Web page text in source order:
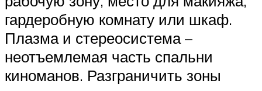
гардеробную комнату или шкаф.
Плазма и стереосистема –
неотъемлемая часть спальни
киноманов. Разграничить зоны